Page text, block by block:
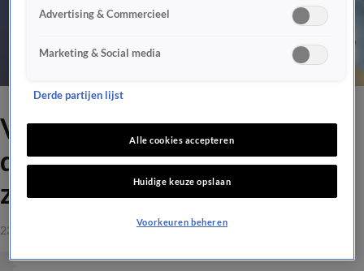
VIDEO: Marten de Roon
deelt heerlijke beelden vol
zelfspot
23 sep 2021, 09:40
Advertising & Commercieel
Marketing & Social media
Derde partijen lijst
Alle cookies accepteren
Huidige keuze opslaan
Voorkeuren beheren